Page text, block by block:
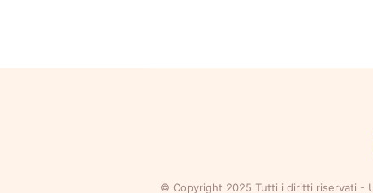
© Copyright 2025 Tutti i diritti riservati -